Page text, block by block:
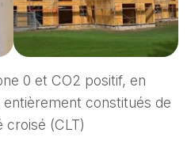
0 et CO2 positif, en
constitués de
croisé (CLT)